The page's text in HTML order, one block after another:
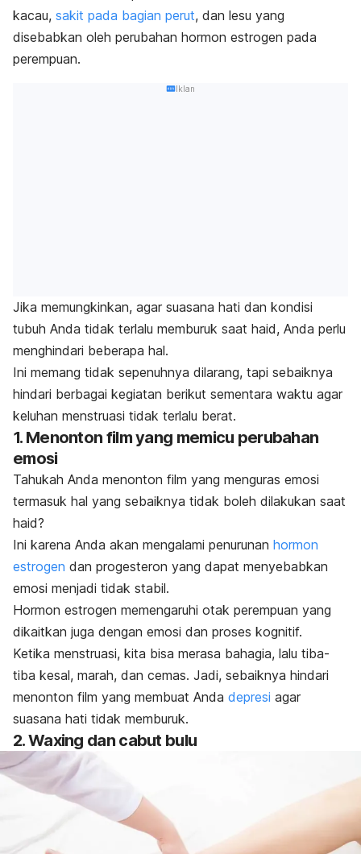
kacau, sakit pada bagian perut, dan lesu yang
disebabkan oleh perubahan hormon estrogen pada
perempuan.
Iklan
Jika memungkinkan, agar suasana hati dan kondisi
tubuh Anda tidak terlalu memburuk saat haid, Anda perlu
menghindari beberapa hal.
Ini memang tidak sepenuhnya dilarang, tapi sebaiknya
hindari berbagai kegiatan berikut sementara waktu agar
keluhan menstruasi tidak terlalu berat.
1. Menonton film yang memicu perubahan
emosi
Tahukah Anda menonton film yang menguras emosi
termasuk hal yang sebaiknya tidak boleh dilakukan saat
haid?
Ini karena Anda akan mengalami penurunan hormon
estrogen dan progesteron yang dapat menyebabkan
emosi menjadi tidak stabil.
Hormon estrogen memengaruhi otak perempuan yang
dikaitkan juga dengan emosi dan proses kognitif.
Ketika menstruasi, kita bisa merasa bahagia, lalu tiba-
tiba kesal, marah, dan cemas. Jadi, sebaiknya hindari
menonton film yang membuat Anda depresi agar
suasana hati tidak memburuk.
2.Waxing dan cabut bulu